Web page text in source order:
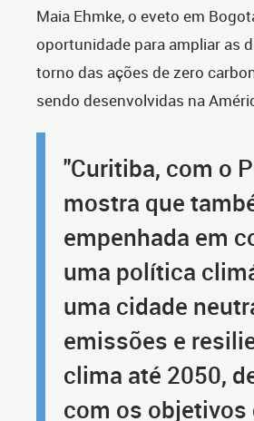
Maia Ehmke, o eveto em
oportunidade para ampliar as
torno das ações de zero
sendo desenvolvidas na
"Curitiba, com o
mostra que
empenhada em
uma política
uma cidade
emissões e
clima até 2050,
com os objetivos